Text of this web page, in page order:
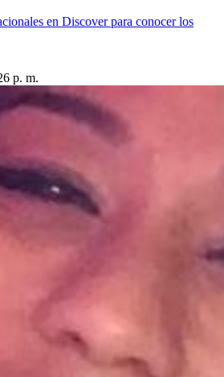
en Discover para conocer los
p. m.